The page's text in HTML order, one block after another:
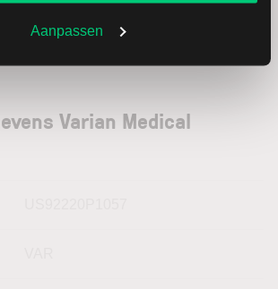
Aanpassen
Varian Medical